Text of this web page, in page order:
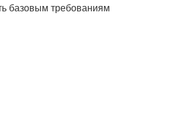
базовым требованиям